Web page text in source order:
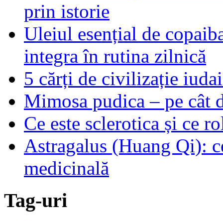
prin istorie
Uleiul esențial de
integra în rutina zilnică
5 cărți de civilizație
Mimosa pudica – pe cât
Ce este sclerotica și ce
Astragalus (Huang Qi):
medicinală
Tag-uri